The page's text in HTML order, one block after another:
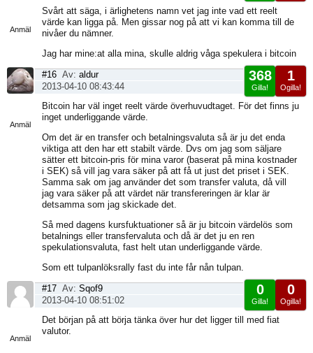
Anmäl
Svårt att säga, i ärlighetens namn vet jag inte vad ett reelt
värde kan ligga på. Men gissar nog på att vi kan komma till de
nivåer du nämner.
Jag har mine:at alla mina, skulle aldrig våga spekulera i bitcoin
Anmäl
1
Ogilla!
368
Gilla!
#16 Av: aldur
2013-04-10 08:43:44
Bitcoin har väl inget reelt värde överhuvudtaget. För det finns ju
inget underliggande värde.
Om det är en transfer och betalningsvaluta så är ju det enda
viktiga att den har ett stabilt värde. Dvs om jag som säljare
sätter ett bitcoin-pris för mina varor (baserat på mina kostnader
i SEK) så vill jag vara säker på att få ut just det priset i SEK.
Samma sak om jag använder det som transfer valuta, då vill
jag vara säker på att värdet när transfereringen är klar är
detsamma som jag skickade det.
Så med dagens kursfuktuationer så är ju bitcoin värdelös som
betalnings eller transfervaluta och då är det ju en ren
spekulationsvaluta, fast helt utan underliggande värde.
Som ett tulpanlöksrally fast du inte får nån tulpan.
Anmäl
0
Ogilla!
0
Gilla!
#17 Av: Sqof9
2013-04-10 08:51:02
Det början på att börja tänka över hur det ligger till med fiat
valutor.